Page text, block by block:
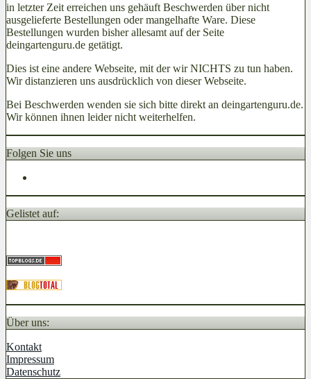
in letzter Zeit erreichen uns gehäuft Beschwerden über nicht
ausgelieferte Bestellungen oder mangelhafte Ware. Diese
Bestellungen wurden bisher allesamt auf der Seite
deingartenguru.de getätigt.
Dies ist eine andere Webseite, mit der wir NICHTS zu tun haben.
Wir distanzieren uns ausdrücklich von dieser Webseite.
Bei Beschwerden wenden sie sich bitte direkt an deingartenguru.de.
Wir können ihnen leider nicht weiterhelfen.
Folgen Sie uns
Gelistet auf:
Über uns:
Kontakt
Impressum
Datenschutz